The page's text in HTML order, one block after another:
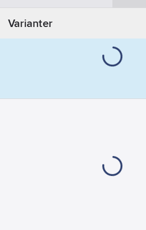
dubbel sida. Säljs per
kg. Nominell vikt per
leverans och
Varianter